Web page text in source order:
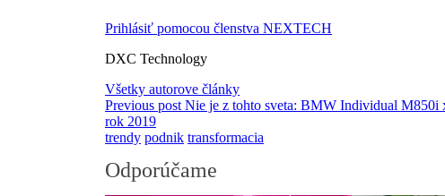
Prihlásiť pomocou členstva NEXTECH
DXC Technology
Všetky autorove články
Previous post Nie je z tohto sveta: BMW Individual M850i
rok 2019
trendy podnik transformacia
Odporúčame